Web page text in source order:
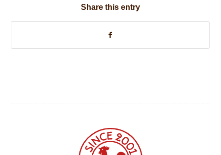
Share this entry